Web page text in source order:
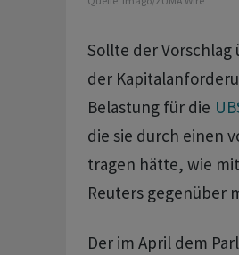
Sollte der
der
Belastung für die
die sie durch einen
tragen hätte, wie
Reuters gegenüber
Der im April dem